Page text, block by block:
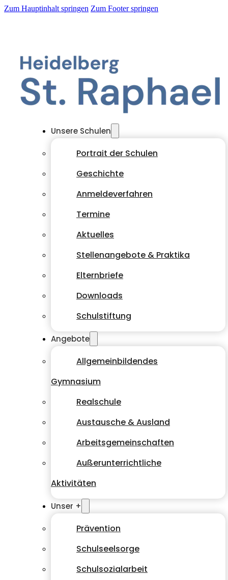
Zum Hauptinhalt springen Zum Footer springen
Unsere Schulen
Portrait der Schulen
Geschichte
Anmeldeverfahren
Termine
Aktuelles
Stellenangebote & Praktika
Elternbriefe
Downloads
Schulstiftung
Angebote
Allgemeinbildendes
Gymnasium
Realschule
Austausche & Ausland
Arbeitsgemeinschaften
Außerunterrichtliche
Aktivitäten
Unser +
Prävention
Schulseelsorge
Schulsozialarbeit